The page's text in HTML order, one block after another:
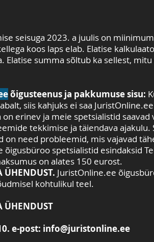
seisuga 2023. a juulis on
koos laps elab. Elatise
Elatise summa sõltub ka sellest,
õigusteenus ja pakkumuse sisu:
siis kahjuks ei saa
on erinev ja meie spetsialistid
tekkimise ja täiendava
on need probleemid, mis vajavad
õigusbüroo spetsialistid esindaksid
on alates 150 eurost.
ÜHENDUST. JuristOnline.ee
kohtulikul teel.
ÜHENDUST
e-post: info@juristonline.ee